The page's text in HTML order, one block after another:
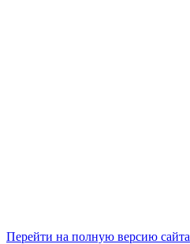
Перейти на полную версию сайта